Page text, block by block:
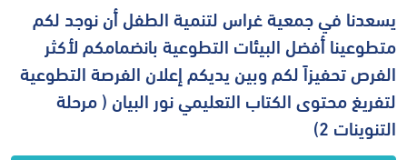
يسعدنا في جمعية غراس لتنمية الطفل أن نوجد لكم
متطوعينا أفضل البيئات التطوعية بانضمامكم لأكثر
الفرص تحفيزاً لكم وبين يديكم إعلان الفرصة التطوعية
لتفريغ محتوى الكتاب التعليمي نور البيان ( مرحلة
التنوينات 2)